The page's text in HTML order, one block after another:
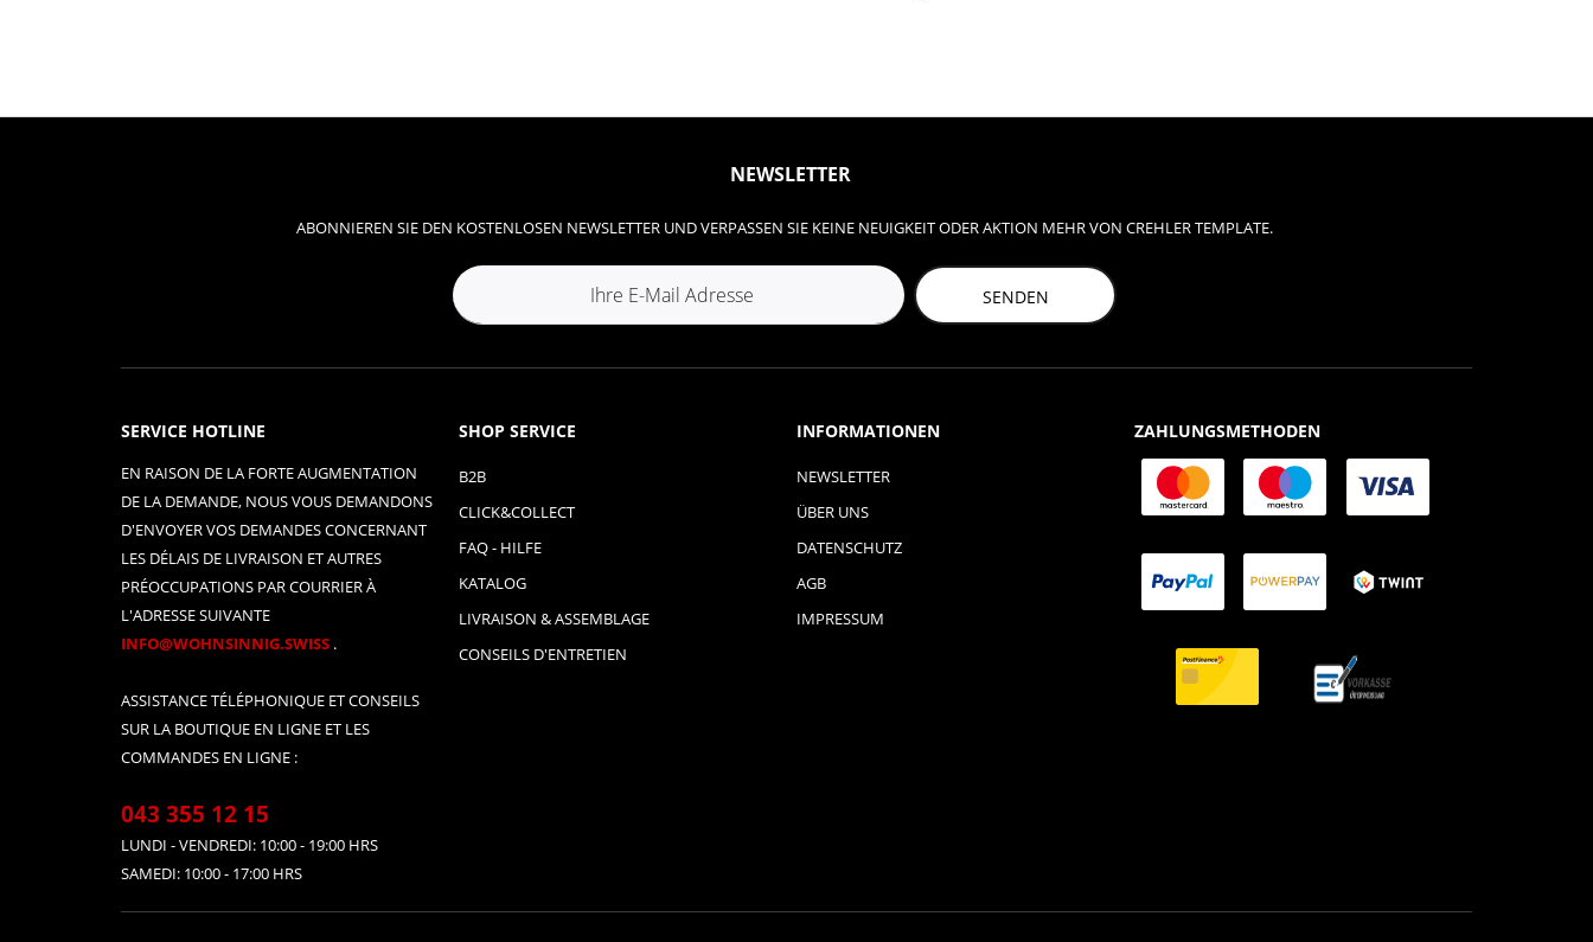
NEWSLETTER
ABONNIEREN SIE DEN KOSTENLOSEN NEWSLETTER UND VERPASSEN SIE KEINE NEUIGKEIT ODER AKTION MEHR VON CREHLER TEMPLATE.
SENDEN
SERVICE HOTLINE
EN RAISON DE LA FORTE AUGMENTATION
DE LA DEMANDE, NOUS VOUS DEMANDONS
D'ENVOYER VOS DEMANDES CONCERNANT
LES DÉLAIS DE LIVRAISON ET AUTRES
PRÉOCCUPATIONS PAR COURRIER À
L'ADRESSE SUIVANTE
INFO@WOHNSINNIG.SWISS .
ASSISTANCE TÉLÉPHONIQUE ET CONSEILS
SUR LA BOUTIQUE EN LIGNE ET LES
COMMANDES EN LIGNE :
043 355 12 15
LUNDI - VENDREDI: 10:00 - 19:00 HRS
SAMEDI: 10:00 - 17:00 HRS
SHOP SERVICE
B2B
CLICK&COLLECT
FAQ - HILFE
KATALOG
LIVRAISON & ASSEMBLAGE
CONSEILS D'ENTRETIEN
INFORMATIONEN
NEWSLETTER
ÜBER UNS
DATENSCHUTZ
AGB
IMPRESSUM
ZAHLUNGSMETHODEN